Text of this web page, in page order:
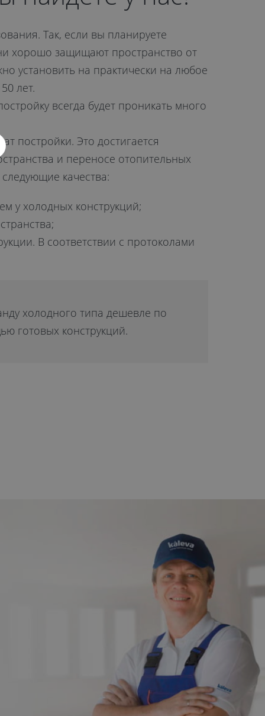
Так, если вы планируете
хорошо защищают пространство от
установить на практически на любое
лет.
всегда будет проникать много
постройки. Это достигается
и переносе отопительных
качества:
у холодных конструкций;
В соответствии с протоколами
холодного типа дешевле по
готовых конструкций.